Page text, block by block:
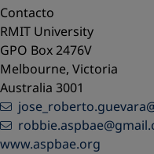
Contacto
RMIT University
GPO Box 2476V
Melbourne, Victoria
Australia 3001
www.aspbae.org